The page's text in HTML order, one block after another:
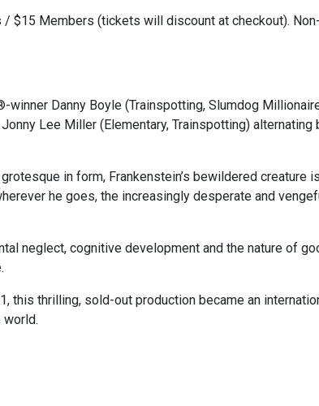
$15 Members (tickets will discount at checkout).
winner Danny Boyle (Trainspotting, Slumdog
Jonny Lee Miller (Elementary, Trainspotting)
in form, Frankenstein’s bewildered
he goes, the increasingly desperate and
neglect, cognitive development and the nature of
this thrilling, sold-out production became an
world.